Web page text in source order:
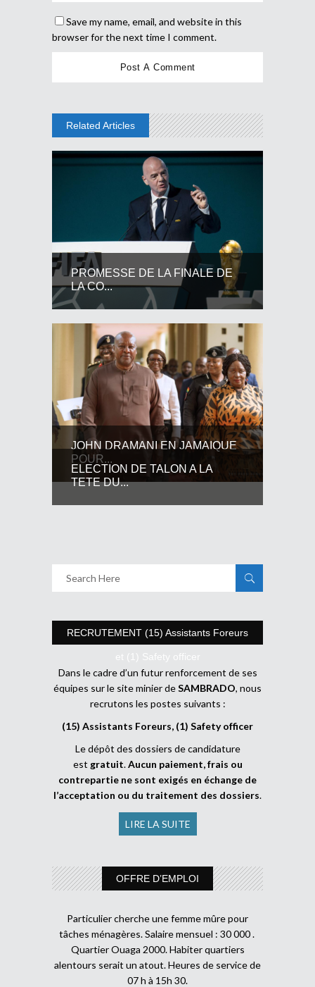
Save my name, email, and website in this
browser for the next time I comment.
Related Articles
PROMESSE DE LA FINALE DE
LA CO...
JOHN DRAMANI EN JAMAIQUE
POUR...
ELECTION DE TALON A LA
TETE DU...
RECRUTEMENT (15) Assistants Foreurs
et (1) Safety officer
Dans le cadre d’un futur renforcement de ses
équipes sur le site minier deSAMBRADO, nous
recrutons les postes suivants :
(15) Assistants Foreurs, (1) Safety officer
Le dépôt des dossiers de candidature
est gratuit.Aucun paiement, frais ou
contrepartie ne sont exigés en échange de
l’acceptation ou du traitement des dossiers.
LIRE LA SUITE
OFFRE D’EMPLOI
Particulier cherche une femme mûre pour
tâches ménagères. Salaire mensuel : 30 000 .
Quartier Ouaga 2000. Habiter quartiers
alentours serait un atout. Heures de service de
07 h à 15h 30.